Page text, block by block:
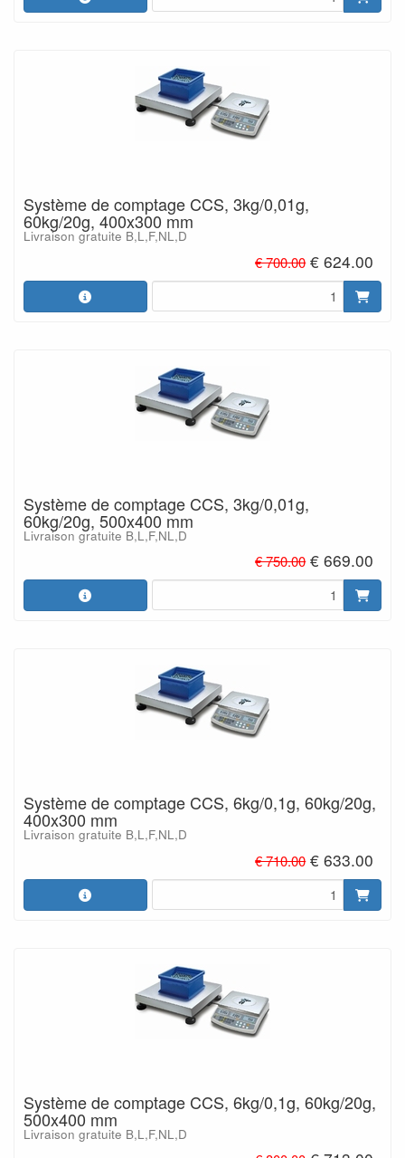
Système de comptage CCS, 3kg/0,01g,
60kg/20g, 400x300 mm
Livraison gratuite B,L,F,NL,D
€ 700.00 € 624.00
Système de comptage CCS, 3kg/0,01g,
60kg/20g, 500x400 mm
Livraison gratuite B,L,F,NL,D
€ 750.00 € 669.00
Système de comptage CCS, 6kg/0,1g, 60kg/20g,
400x300 mm
Livraison gratuite B,L,F,NL,D
€ 710.00 € 633.00
Système de comptage CCS, 6kg/0,1g, 60kg/20g,
500x400 mm
Livraison gratuite B,L,F,NL,D